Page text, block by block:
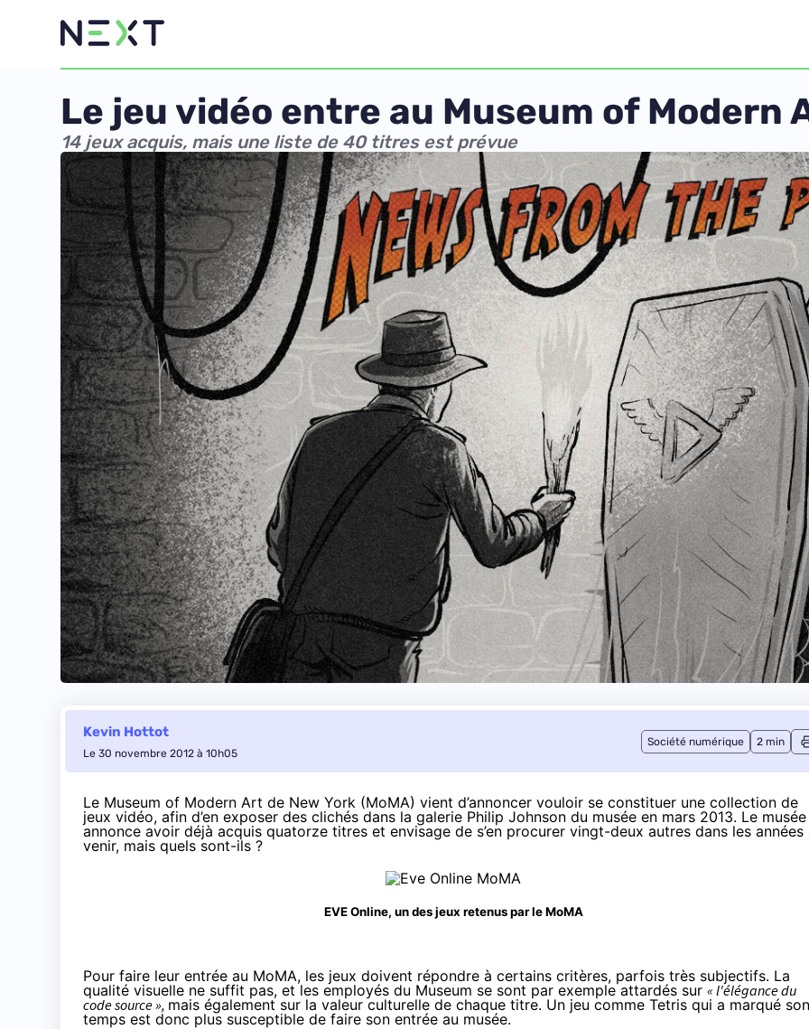
Le jeu vidéo entre au Museum of Modern
14 jeux acquis, mais une liste de 40 titres est prévue
Kevin Hottot
Le 30 novembre 2012 à 10h05
Société numérique 2 min
Le Museum of Modern Art de New York (MoMA) vient d’annoncer vouloir se constituer une collection de
jeux vidéo, afin d’en exposer des clichés dans la galerie Philip Johnson du musée en mars 2013. Le musée
annonce avoir déjà acquis quatorze titres et envisage de s’en procurer vingt-deux autres dans les années
venir, mais quels sont-ils ?
EVE Online, un des jeux retenus par le MoMA
Pour faire leur entrée au MoMA, les jeux doivent répondre à certains critères, parfois très subjectifs. La
qualité visuelle ne suffit pas, et les employés du Museum se sont par exemple attardés sur « l'élégance du
code source », mais également sur la valeur culturelle de chaque titre. Un jeu comme Tetris qui a marqué son
temps est donc plus susceptible de faire son entrée au musée.